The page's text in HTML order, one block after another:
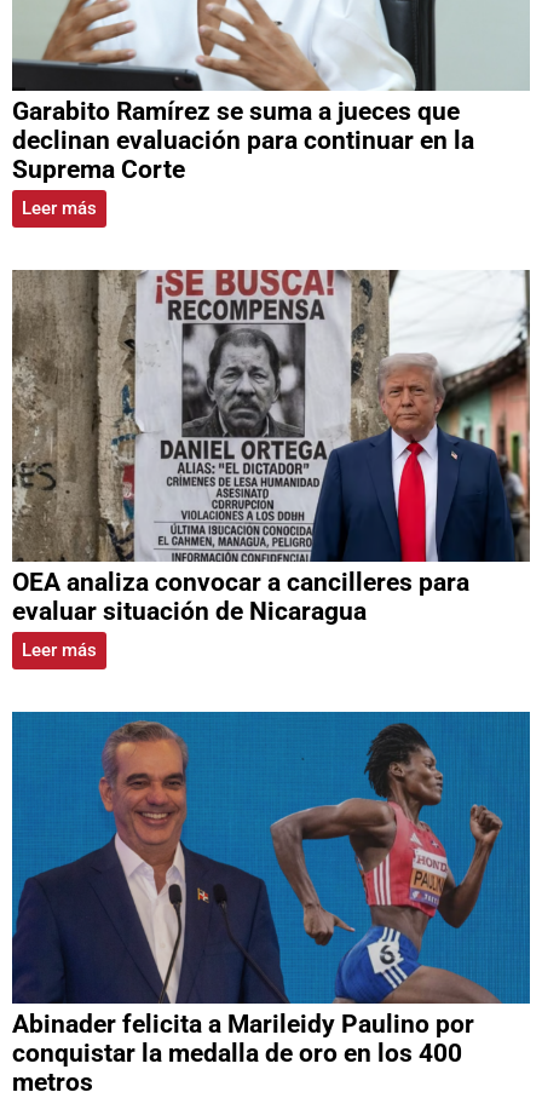
Garabito Ramírez se suma a jueces que
declinan evaluación para continuar en la
Suprema Corte
Leer más
OEA analiza convocar a cancilleres para
evaluar situación de Nicaragua
Leer más
Abinader felicita a Marileidy Paulino por
conquistar la medalla de oro en los 400
metros